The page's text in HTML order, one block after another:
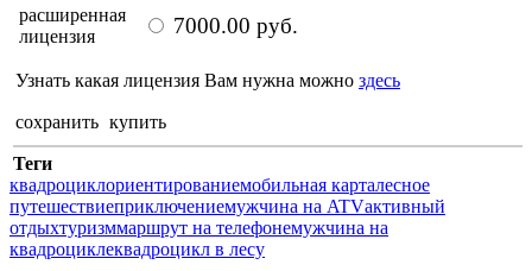
расширенная
лицензия
7000.00 руб.
Узнать какая лицензия Вам нужна можно здесь
сохранить купить
Теги
квадроциклориентированиемобильная карталесное
путешествиеприключениемужчина на ATVактивный
отдыхтуризммаршрут на телефонемужчина на
квадроциклеквадроцикл в лесу